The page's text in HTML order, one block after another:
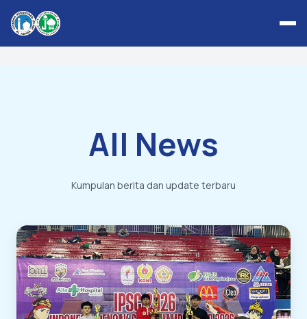
All News
Kumpulan berita dan update terbaru